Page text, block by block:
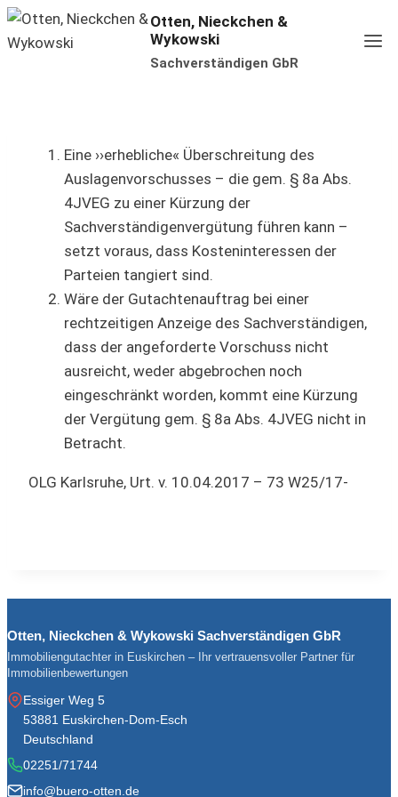
Zum
Inhalt
Otten, Nieckchen &
Wykowski
Sachverständigen GbR
Eine ››erhebliche« Überschreitung des
Auslagenvorschusses – die gem. § 8a Abs.
4JVEG zu einer Kürzung der
Sachverständigenvergütung führen kann –
setzt voraus, dass Kosteninteressen der
Parteien tangiert sind.
Wäre der Gutachtenauftrag bei einer
rechtzeitigen Anzeige des Sachverständigen,
dass der angeforderte Vorschuss nicht
ausreicht, weder abgebrochen noch
eingeschränkt worden, kommt eine Kürzung
der Vergütung gem. § 8a Abs. 4JVEG nicht in
Betracht.
OLG Karlsruhe, Urt. v. 10.04.2017 – 73 W25/17-
Otten, Nieckchen & Wykowski Sachverständigen GbR
Immobiliengutachter in Euskirchen – Ihr vertrauensvoller Partner für
Immobilienbewertungen
Essiger Weg 5
53881 Euskirchen-Dom-Esch
Deutschland
02251/71744
info@buero-otten.de